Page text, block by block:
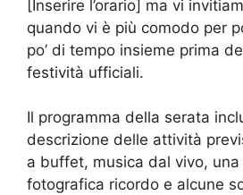
[Inserire l’orario] ma vi
quando vi è più comodo per
po’ di tempo insieme prima
festività ufficiali.
Il programma della serata
descrizione delle attività
a buffet, musica dal vivo, una
fotografica ricordo e alcune